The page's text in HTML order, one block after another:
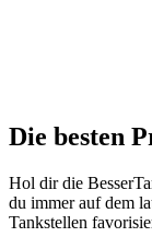
Die besten
Hol dir die
du immer auf dem
Tankstellen